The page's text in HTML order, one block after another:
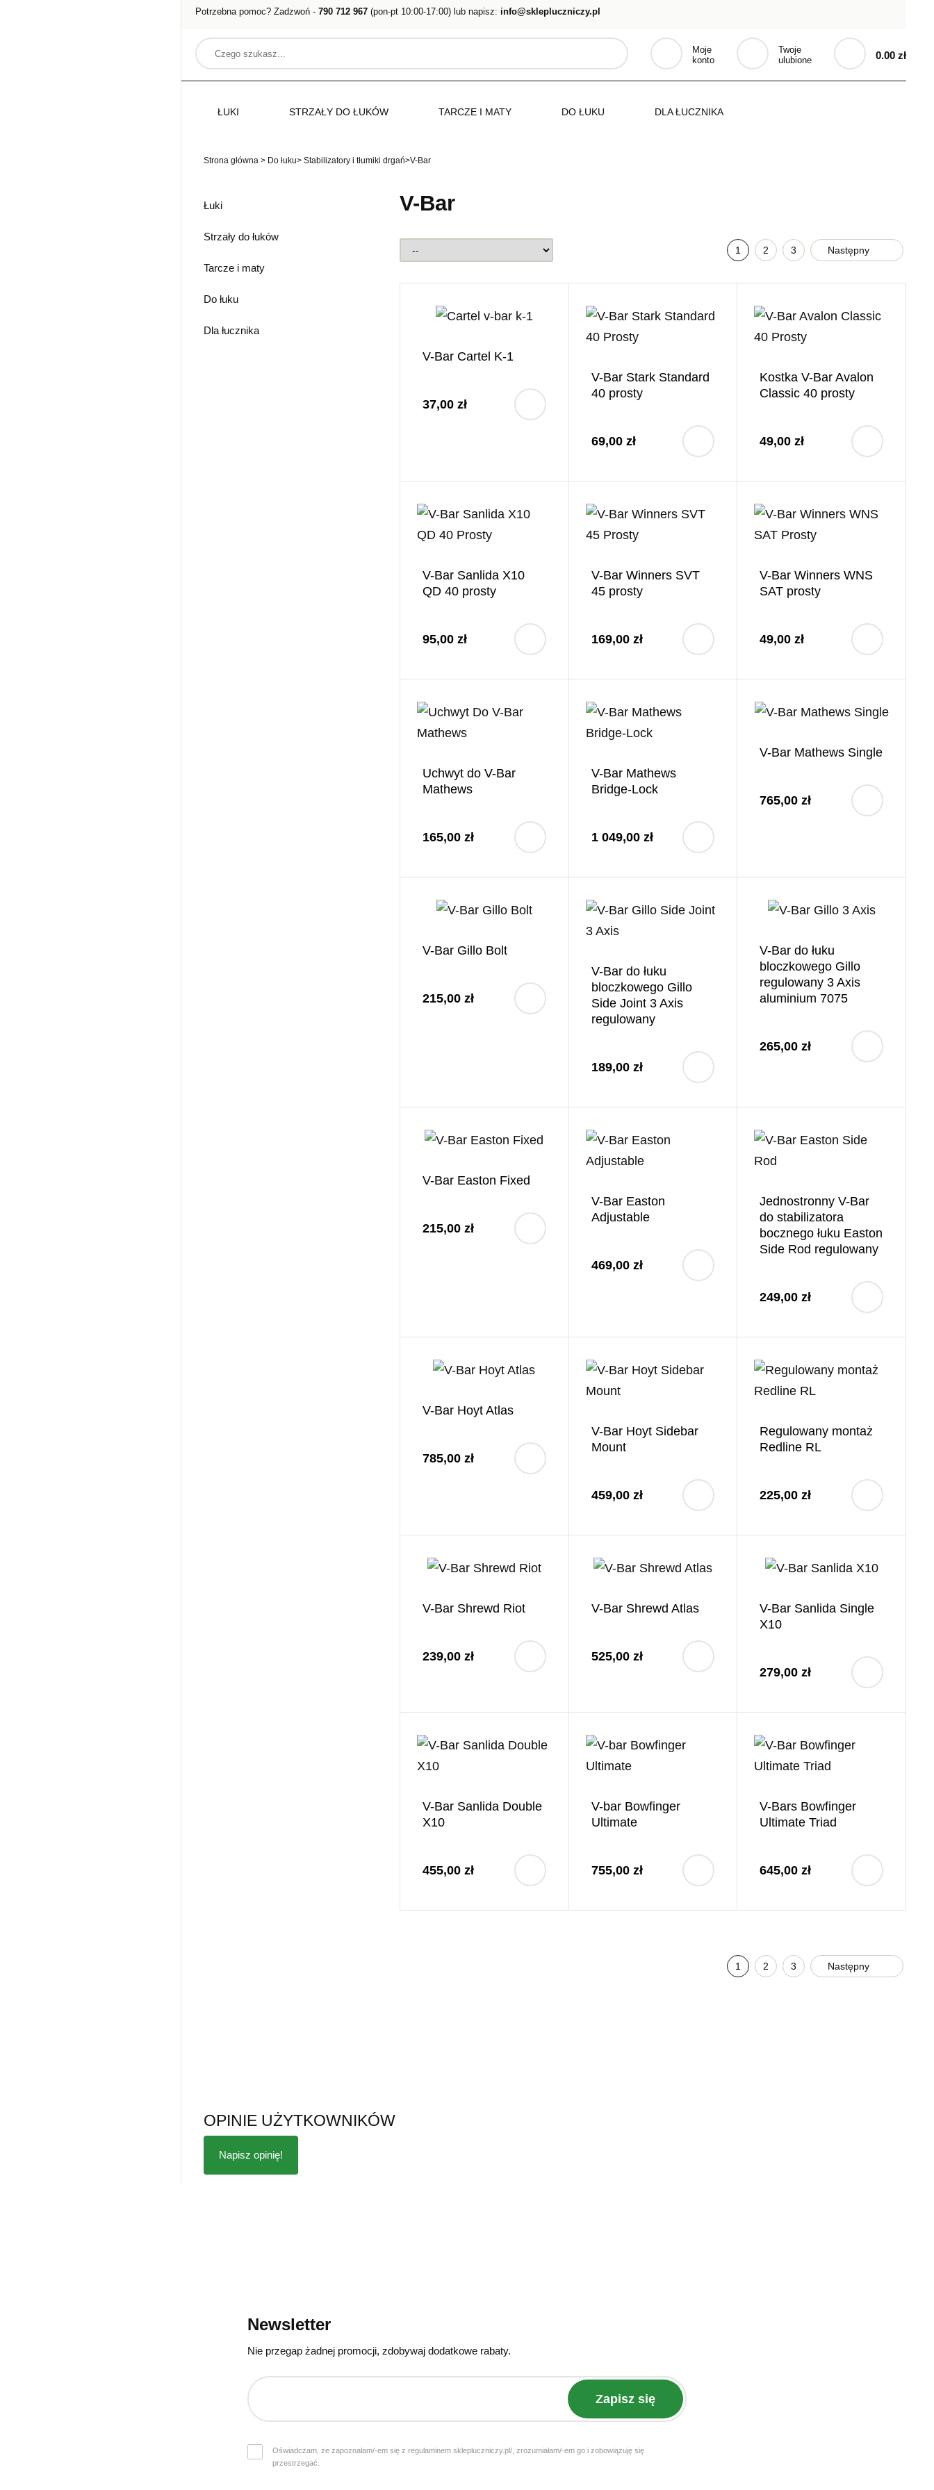
Potrzebna pomoc? Zadzwoń - 790 712 967 (pon-pt 10:00-17:00) lub napisz: info@sklepluczniczy.pl
Moje
konto
Twoje
ulubione
0.00 zł
ŁUKI STRZAŁY DO ŁUKÓW TARCZE I MATY DO ŁUKU DLA ŁUCZNIKA
Strona główna > Do łuku> Stabilizatory i tłumiki drgań>V-Bar
Łuki
Strzały do łuków
Tarcze i maty
Do łuku
Dla łucznika
V-Bar
1 2 3 Następny
V-Bar Cartel K-1
37,00 zł
V-Bar Stark Standard
40 prosty
69,00 zł
Kostka V-Bar Avalon
Classic 40 prosty
49,00 zł
V-Bar Sanlida X10
QD 40 prosty
95,00 zł
V-Bar Winners SVT
45 prosty
169,00 zł
V-Bar Winners WNS
SAT prosty
49,00 zł
Uchwyt do V-Bar
Mathews
165,00 zł
V-Bar Mathews
Bridge-Lock
1 049,00 zł
V-Bar Mathews Single
765,00 zł
V-Bar Gillo Bolt
215,00 zł
V-Bar do łuku
bloczkowego Gillo
Side Joint 3 Axis
regulowany
189,00 zł
V-Bar do łuku
bloczkowego Gillo
regulowany 3 Axis
aluminium 7075
265,00 zł
V-Bar Easton Fixed
215,00 zł
V-Bar Easton
Adjustable
469,00 zł
Jednostronny V-Bar
do stabilizatora
bocznego łuku Easton
Side Rod regulowany
249,00 zł
V-Bar Hoyt Atlas
785,00 zł
V-Bar Hoyt Sidebar
Mount
459,00 zł
Regulowany montaż
Redline RL
225,00 zł
V-Bar Shrewd Riot
239,00 zł
V-Bar Shrewd Atlas
525,00 zł
V-Bar Sanlida Single
X10
279,00 zł
V-Bar Sanlida Double
X10
455,00 zł
V-bar Bowfinger
Ultimate
755,00 zł
V-Bars Bowfinger
Ultimate Triad
645,00 zł
1 2 3 Następny
OPINIE UŻYTKOWNIKÓW
Napisz opinię!
Newsletter
Nie przegap żadnej promocji, zdobywaj dodatkowe rabaty.
Zapisz się
Oświadczam, że zapoznałam/-em się z regulaminem sklepluczniczy.pl/, zrozumiałam/-em go i zobowiązuję się
przestrzegać.